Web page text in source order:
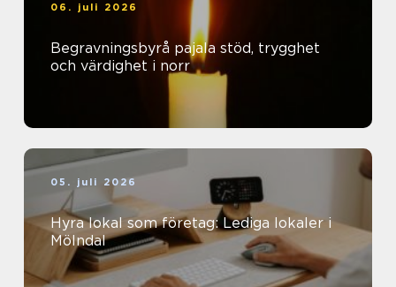
06. juli 2026
Begravningsbyrå pajala stöd, trygghet
och värdighet i norr
05. juli 2026
Hyra lokal som företag: Lediga lokaler i
Mölndal